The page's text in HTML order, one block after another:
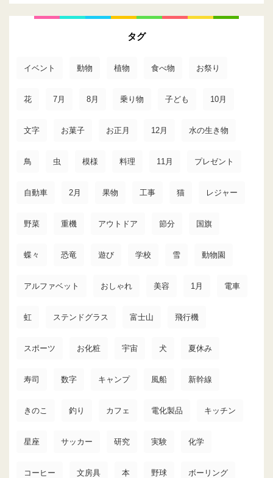
タグ
イベント 動物 植物 食べ物 お祭り
花 7月 8月 乗り物 子ども 10月
文字 お菓子 お正月 12月 水の生き物
鳥 虫 模様 料理 11月 プレゼント
自動車 2月 果物 工事 猫 レジャー
野菜 重機 アウトドア 節分 国旗
蝶々 恐竜 遊び 学校 雪 動物園
アルファベット おしゃれ 美容 1月 電車
虹 ステンドグラス 富士山 飛行機
スポーツ お化粧 宇宙 犬 夏休み
寿司 数字 キャンプ 風船 新幹線
きのこ 釣り カフェ 電化製品 キッチン
星座 サッカー 研究 実験 化学
コーヒー 文房具 本 野球 ボーリング